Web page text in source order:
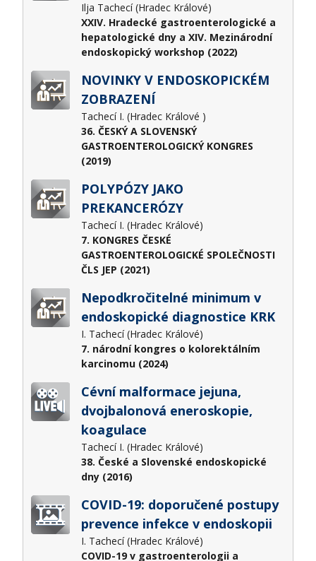
Ilja Tachecí (Hradec Králové)
XXIV. Hradecké gastroenterologické a
hepatologické dny a XIV. Mezinárodní
endoskopický workshop (2022)
NOVINKY V ENDOSKOPICKÉM
ZOBRAZENÍ
Tachecí I. (Hradec Králové )
36. ČESKÝ A SLOVENSKÝ
GASTROENTEROLOGICKÝ KONGRES
(2019)
POLYPÓZY JAKO
PREKANCERÓZY
Tachecí I. (Hradec Králové)
7. KONGRES ČESKÉ
GASTROENTEROLOGICKÉ SPOLEČNOSTI
ČLS JEP (2021)
Nepodkročitelné minimum v
endoskopické diagnostice KRK
I. Tachecí (Hradec Králové)
7. národní kongres o kolorektálním
karcinomu (2024)
Cévní malformace jejuna,
dvojbalonová eneroskopie,
koagulace
Tachecí I. (Hradec Králové)
38. České a Slovenské endoskopické
dny (2016)
COVID-19: doporučené postupy
prevence infekce v endoskopii
I. Tachecí (Hradec Králové)
COVID-19 v gastroenterologii a